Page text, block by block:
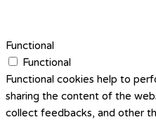
Functional
Functional
Functional cookies help to
sharing the content of the
collect feedbacks, and other